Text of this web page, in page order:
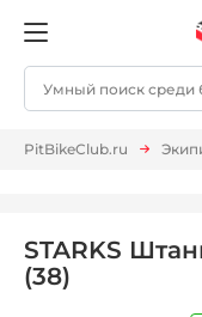
PitBikeClub.ru
STARKS
(38)